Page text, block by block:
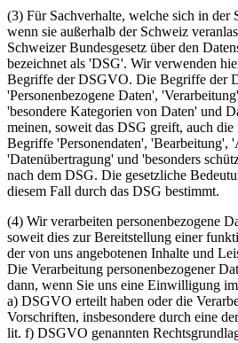
(3) Für Sachverhalte, welche sich in der
wenn sie außerhalb der Schweiz
Schweizer Bundesgesetz über den
bezeichnet als 'DSG'. Wir verwenden
Begriffe der DSGVO. Die Begriffe der
'Personenbezogene Daten',
'besondere Kategorien von Daten' und
meinen, soweit das DSG greift, auch
Begriffe 'Personendaten', 'Bearbeitung',
'Datenübertragung' und 'besonders
nach dem DSG. Die gesetzliche
diesem Fall durch das DSG bestimmt.
(4) Wir verarbeiten personenbezogene
soweit dies zur Bereitstellung einer
der von uns angebotenen Inhalte und
Die Verarbeitung personenbezogener
dann, wenn Sie uns eine Einwilligung
a) DSGVO erteilt haben oder die
Vorschriften, insbesondere durch eine
lit. f) DSGVO genannten